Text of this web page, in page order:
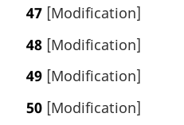
47 [Modification]
48 [Modification]
49 [Modification]
50 [Modification]